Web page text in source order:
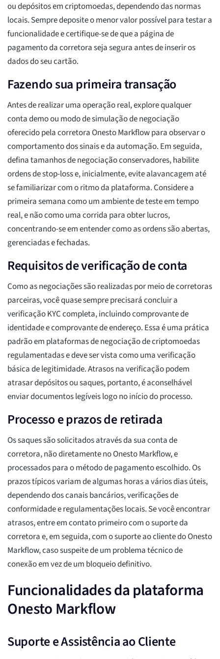
ou depósitos em criptomoedas, dependendo das normas
locais. Sempre deposite o menor valor possível para testar a
funcionalidade e certifique-se de que a página de
pagamento da corretora seja segura antes de inserir os
dados do seu cartão.
Fazendo sua primeira transação
Antes de realizar uma operação real, explore qualquer
conta demo ou modo de simulação de negociação
oferecido pela corretora Onesto Markflow para observar o
comportamento dos sinais e da automação. Em seguida,
defina tamanhos de negociação conservadores, habilite
ordens de stop-loss e, inicialmente, evite alavancagem até
se familiarizar com o ritmo da plataforma. Considere a
primeira semana como um ambiente de teste em tempo
real, e não como uma corrida para obter lucros,
concentrando-se em entender como as ordens são abertas,
gerenciadas e fechadas.
Requisitos de verificação de conta
Como as negociações são realizadas por meio de corretoras
parceiras, você quase sempre precisará concluir a
verificação KYC completa, incluindo comprovante de
identidade e comprovante de endereço. Essa é uma prática
padrão em plataformas de negociação de criptomoedas
regulamentadas e deve ser vista como uma verificação
básica de legitimidade. Atrasos na verificação podem
atrasar depósitos ou saques, portanto, é aconselhável
enviar documentos legíveis logo no início do processo.
Processo e prazos de retirada
Os saques são solicitados através da sua conta de
corretora, não diretamente no Onesto Markflow, e
processados para o método de pagamento escolhido. Os
prazos típicos variam de algumas horas a vários dias úteis,
dependendo dos canais bancários, verificações de
conformidade e regulamentações locais. Se você encontrar
atrasos, entre em contato primeiro com o suporte da
corretora e, em seguida, com o suporte ao cliente do Onesto
Markflow, caso suspeite de um problema técnico de
conexão em vez de um bloqueio definitivo.
Funcionalidades da plataforma
Onesto Markflow
Suporte e Assistência ao Cliente